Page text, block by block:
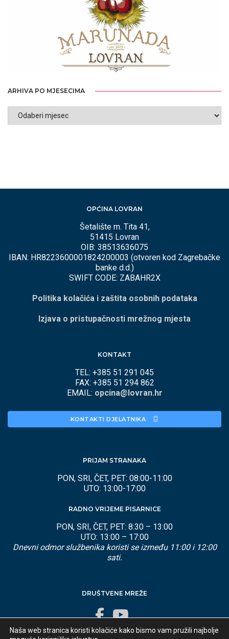
ARHIVA PO MJESECIMA
ARHIVA
OPĆINA LOVRAN
Šetalište m. Tita 41,
51415 Lovran
OIB: 38513636075
IBAN: HR8223600001824200003 (otvoren kod Zagrebačke
banke d.d.)
SWIFT CODE: ZABAHR2X
Politika kolačića i zaštita osobnih podataka
Izjava o pristupačnosti mrežnog mjesta
KONTAKT
TEL: +385 51 291 045
FAX: +385 51 294 862
EMAIL: opcina@lovran.hr
KONTAKTI DJELATNIKA
PRIJAM STRANAKA
PON, SRI, ČET, PET: 08:00-11:00
UTO: 13:00-17:00
RADNO VRIJEME PISARNICE
PON, SRI, ČET, PET: 8:30 – 13:00
UTO: 13:00 – 17:00
Dnevni odmor službenika koristi se između 11:00 i 12:00
sati.
DRUŠTVENE MREŽE
Naša web stranica koristi kolačiće kako bismo vam pružili najbolje